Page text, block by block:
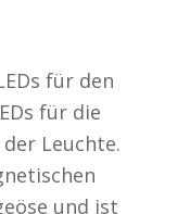
für den
für die
Leuchte.
und ist